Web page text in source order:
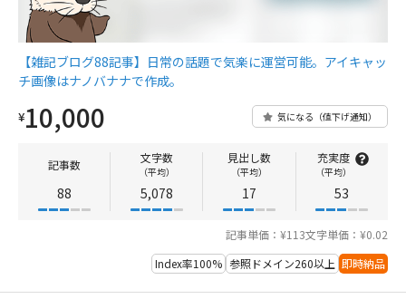
【雑記ブログ88記事】日常の話題で気楽に運営可能。アイキャッ
チ画像はナノバナナで作成。
¥10,000 気になる（値下げ通知）
記事数
88
文字数
（平均）
5,078
見出し数
（平均）
17
充実度
（平均）
53
記事単価：¥113文字単価：¥0.02
Index率100% 参照ドメイン260以上 即時納品